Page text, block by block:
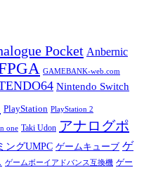
Pocket Anbernic
GAMEBANK-web.com
Nintendo Switch
PlayStation PlayStation 2
one Taki Udon アナログポ
ングUMPC ゲームキューブ ゲ
ゲームボーイアドバンス互換機 ゲー